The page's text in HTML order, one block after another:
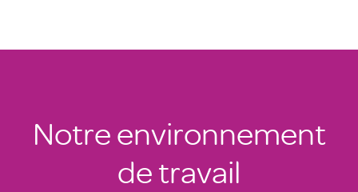
Notre environnement
de travail